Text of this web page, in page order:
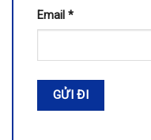
Email *